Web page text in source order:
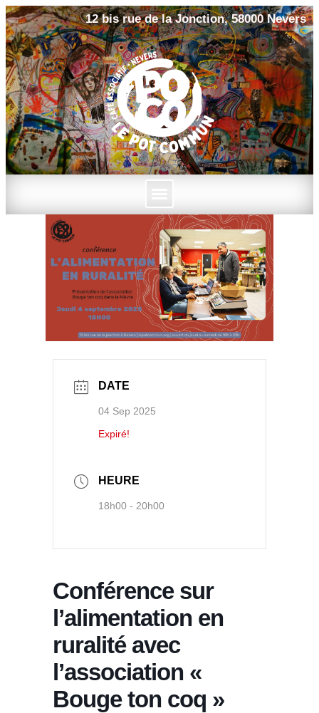
12 bis rue de la Jonction, 58000 Nevers
DATE
04 Sep 2025
Expiré!
HEURE
18h00 - 20h00
Conférence sur
l’alimentation en
ruralité avec
l’association «
Bouge ton coq »